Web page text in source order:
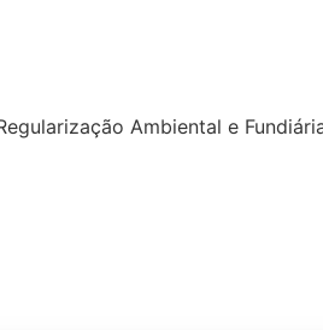
Ambiental e